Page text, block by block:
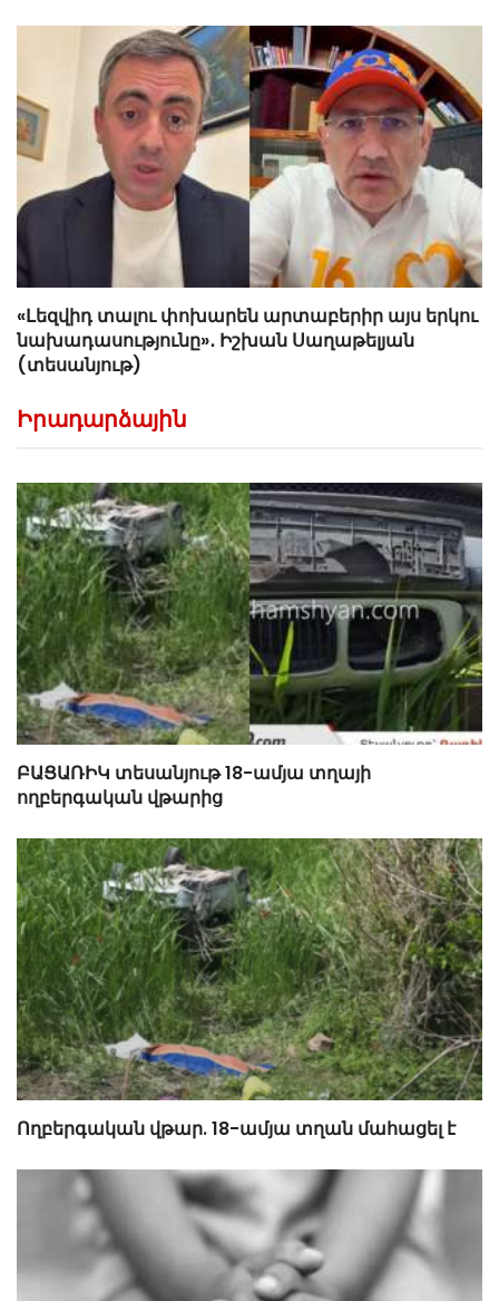
«Լեզվիդ տալու փոխարեն արտաբերիր այս երկու
նախադասությունը»․ Իշխան Սաղաթելյան
(տեսանյութ)
Իրադարձային
ԲԱՑԱՌԻԿ տեսանյութ 18-ամյա տղայի
ողբերգական վթարից
Ողբերգական վթար. 18-ամյա տղան մահացել է